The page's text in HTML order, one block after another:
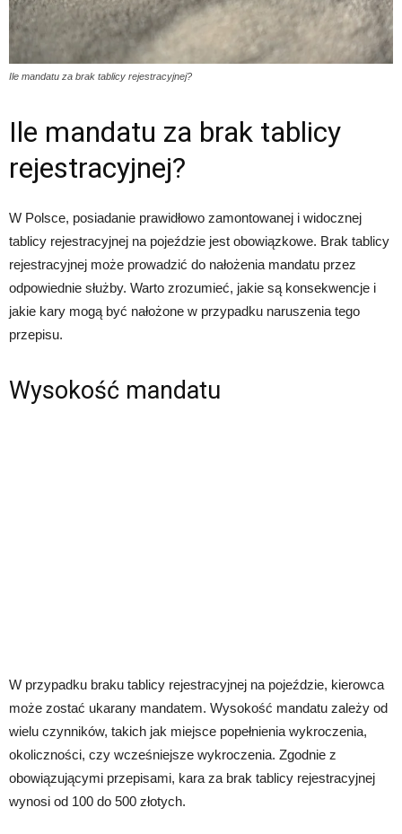
Ile mandatu za brak tablicy rejestracyjnej?
Ile mandatu za brak tablicy
rejestracyjnej?
W Polsce, posiadanie prawidłowo zamontowanej i widocznej
tablicy rejestracyjnej na pojeździe jest obowiązkowe. Brak tablicy
rejestracyjnej może prowadzić do nałożenia mandatu przez
odpowiednie służby. Warto zrozumieć, jakie są konsekwencje i
jakie kary mogą być nałożone w przypadku naruszenia tego
przepisu.
Wysokość mandatu
W przypadku braku tablicy rejestracyjnej na pojeździe, kierowca
może zostać ukarany mandatem. Wysokość mandatu zależy od
wielu czynników, takich jak miejsce popełnienia wykroczenia,
okoliczności, czy wcześniejsze wykroczenia. Zgodnie z
obowiązującymi przepisami, kara za brak tablicy rejestracyjnej
wynosi od 100 do 500 złotych.